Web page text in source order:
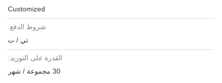
Customized
شروط الدفع:
تي / ت
القدرة على التوريد:
30 مجموعة / شهر